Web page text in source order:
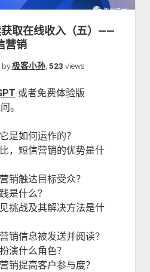
客智坊文档
关于本站
取在线收入（五）——
营销
by极客小孙, 523 views
或者免费体验版
。
是如何运作的？
，短信营销的优势是什
销触达目标受众？
是什么？
挑战及其解决方法是什
销信息被发送并阅读？
演什么角色？
销提高客户参与度？